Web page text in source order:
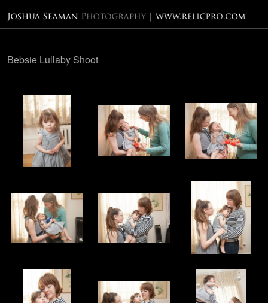
Bebsie Lullaby Shoot